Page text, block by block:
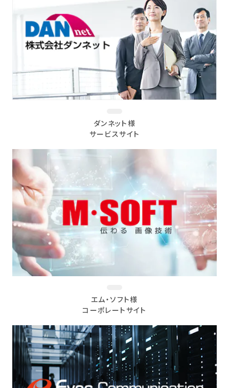
ダンネット様
サービスサイト
エム・ソフト様
コーポレートサイト